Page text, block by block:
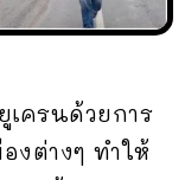
เครนด้วยการ
งต่างๆ ทำให้